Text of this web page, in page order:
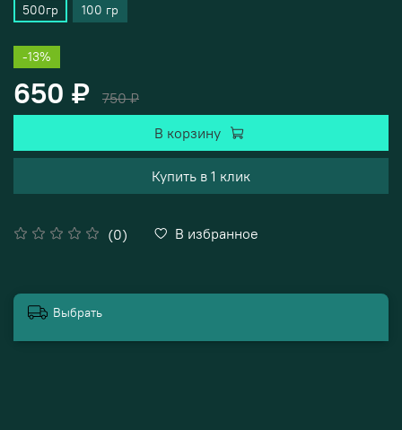
(0) В избранное
500гр 100 гр
-13%
650 ₽
750 ₽
В корзину
Купить в 1 клик
Выбрать